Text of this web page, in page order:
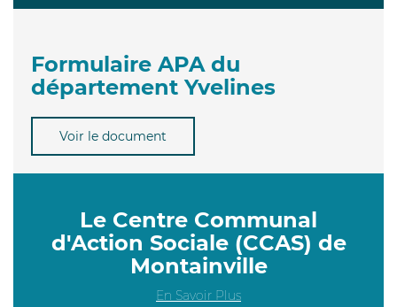
Formulaire APA du
département Yvelines
Voir le document
Le Centre Communal
d'Action Sociale (CCAS) de
Montainville
En Savoir Plus